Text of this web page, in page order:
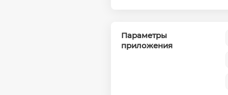
Параметры
приложения